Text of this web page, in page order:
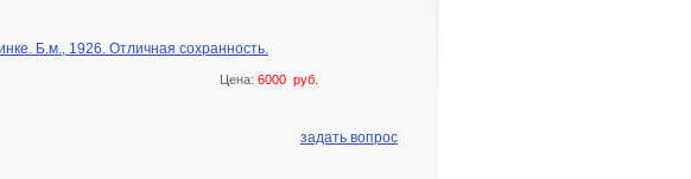
Б.м., 1926. Отличная сохранность.
Цена: 6000 руб.
задать вопрос